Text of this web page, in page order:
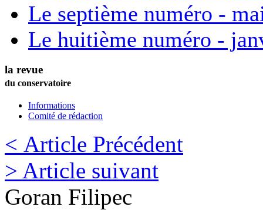
Le septième numéro -
Le huitième numéro -
la revue
du conservatoire
Informations
Comité de rédaction
< Article Précédent
> Article suivant
Goran Filipec